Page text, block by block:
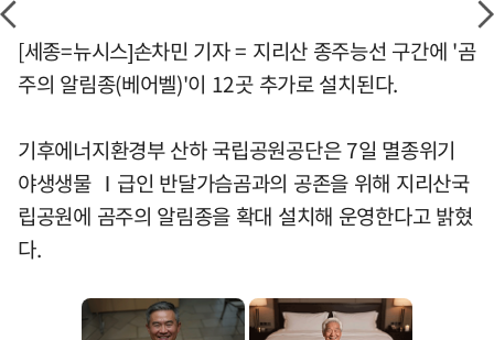
[세종=뉴시스]손차민 기자 = 지리산 종주능선 구간에 '곰
주의 알림종(베어벨)'이 12곳 추가로 설치된다.
기후에너지환경부 산하 국립공원공단은 7일 멸종위기
야생생물 Ⅰ급인 반달가슴곰과의 공존을 위해 지리산국
립공원에 곰주의 알림종을 확대 설치해 운영한다고 밝혔
다.